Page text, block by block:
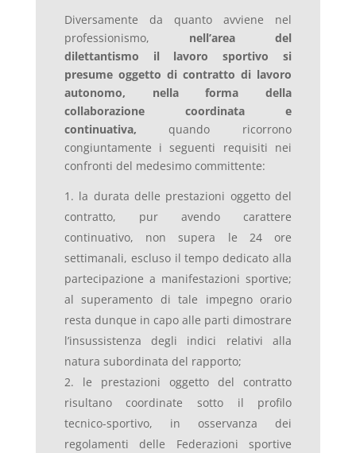
Diversamente da quanto avviene nel
professionismo, nell’area del
dilettantismo il lavoro sportivo si
presume oggetto di contratto di lavoro
autonomo, nella forma della
collaborazione coordinata e
continuativa, quando ricorrono
congiuntamente i seguenti requisiti nei
confronti del medesimo committente:
la durata delle prestazioni oggetto del
contratto, pur avendo carattere
continuativo, non supera le 24 ore
settimanali, escluso il tempo dedicato alla
partecipazione a manifestazioni sportive;
al superamento di tale impegno orario
resta dunque in capo alle parti dimostrare
l’insussistenza degli indici relativi alla
natura subordinata del rapporto;
le prestazioni oggetto del contratto
risultano coordinate sotto il profilo
tecnico-sportivo, in osservanza dei
regolamenti delle Federazioni sportive